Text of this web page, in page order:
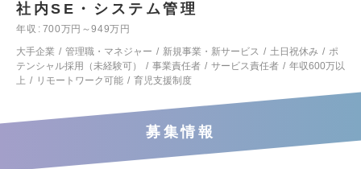
社内SE・システム管理
年収
700万円～949万円
大手企業
管理職・マネジャー 新規事業・新サービス 土日祝休み
ポ
テンシャル採用（未経験可）
事業責任者 サービス責任者
年収600万以
上
リモートワーク可能 育児支援制度
募集情報